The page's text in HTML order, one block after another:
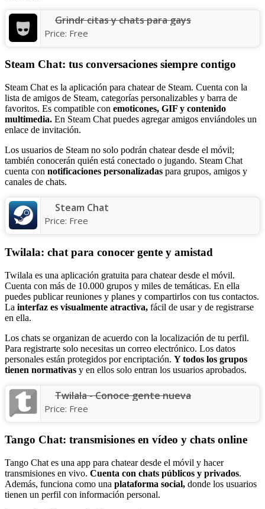
Grindr citas y chats para gays
Price: Free
Steam Chat: tus conversaciones siempre contigo
Steam Chat es la aplicación para chatear de Steam. Cuenta con la
lista de amigos de Steam, categorías personalizables y barra de
favoritos. Es compatible con emoticones, GIF y contenido
multimedia. En Steam Chat puedes agregar amigos enviándoles un
enlace de invitación.
Los usuarios de Steam no solo podrán chatear desde el móvil;
también conocerán quién está conectado o jugando. Steam Chat
cuenta con notificaciones personalizadas para grupos, amigos y
canales de chats.
Steam Chat
Price: Free
Twilala: chat para conocer gente y amistad
Twilala es una aplicación gratuita para chatear desde el móvil.
Cuenta con más de 10.000 grupos y miles de temáticas. En ella
puedes publicar reuniones y planes y compartirlos con tus contactos.
La interfaz es visualmente atractiva, fácil de usar y de registrarse
en ella.
Los chats se organizan de acuerdo con la localización de tu perfil.
Para registrarte solo necesitas un correo electrónico. Los datos
personales están protegidos por encriptación. Y todos los grupos
tienen normativas y en ellos solo entran los usuarios aprobados.
Twilala - Conoce gente nueva
Price: Free
Tango Chat: transmisiones en vídeo y chats online
Tango Chat es una app para chatear desde el móvil y hacer
transmisiones en vivo. Cuenta con chats públicos y privados.
Además, funciona como una plataforma social, donde los usuarios
tienen un perfil con información personal.